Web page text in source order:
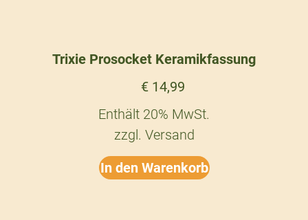
Trixie Prosocket Keramikfassung
€14,99
Enthält 20% MwSt.
zzgl. Versand
In den Warenkorb